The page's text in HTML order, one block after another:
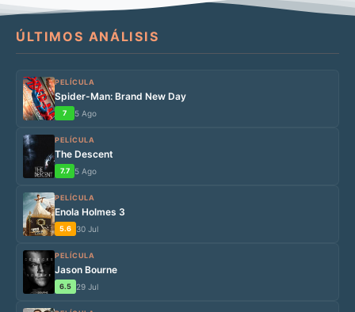
ÚLTIMOS ANÁLISIS
PELÍCULA
Spider-Man: Brand New Day
7 5 Ago
PELÍCULA
The Descent
7.7 5 Ago
PELÍCULA
Enola Holmes 3
5.6 30 Jul
PELÍCULA
Jason Bourne
6.5 29 Jul